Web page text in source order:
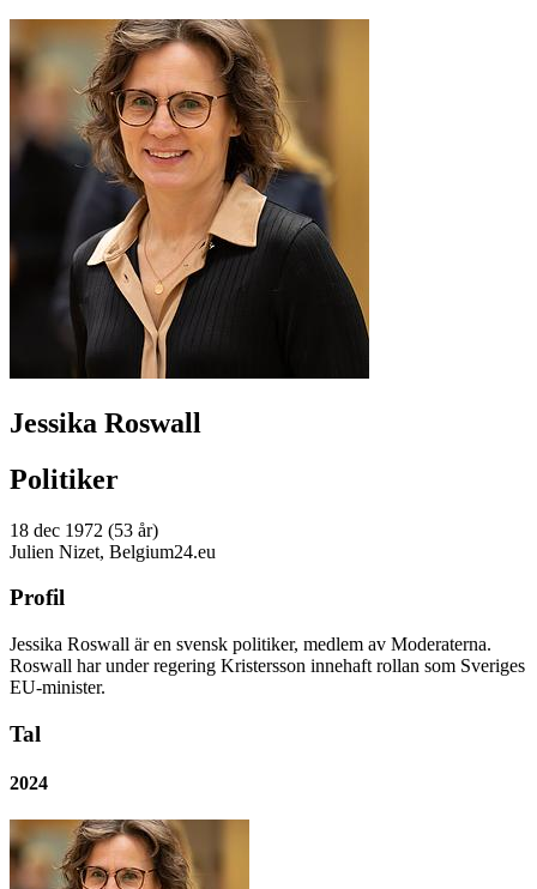
Jessika Roswall
Politiker
18 dec 1972 (53 år)
Julien Nizet, Belgium24.eu
Profil
Jessika Roswall är en svensk politiker, medlem av Moderaterna.
Roswall har under regering Kristersson innehaft rollan som Sveriges
EU-minister.
Tal
2024